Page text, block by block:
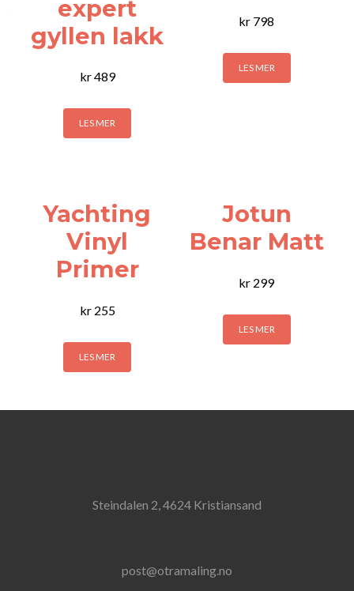
expert
gyllen lakk
kr489
LES MER
kr 798
LES MER
Yachting
Vinyl
Primer
kr255
LES MER
Jotun
Benar Matt
kr 299
LES MER
Steindalen 2, 4624 Kristiansand
post@otramaling.no